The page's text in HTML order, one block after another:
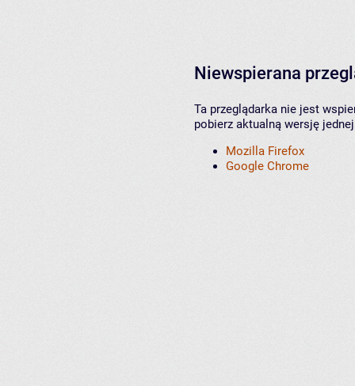
Niewspierana
Ta przeglądarka nie jest
pobierz aktualną wersję
Mozilla Firefox
Google Chrome